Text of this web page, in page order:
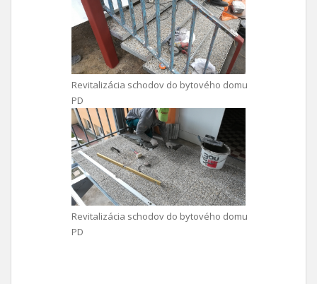
Revitalizácia schodov do bytového domu
PD
Revitalizácia schodov do bytového domu
PD